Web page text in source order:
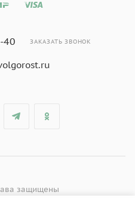
40 ЗАКАЗАТЬ ЗВОНОК
защищены